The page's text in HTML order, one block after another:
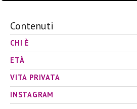
Contenuti
CHI È
ETÀ
VITA PRIVATA
INSTAGRAM